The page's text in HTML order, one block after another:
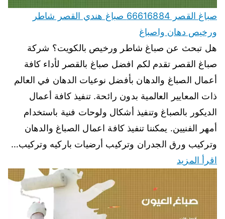
صباغ القصر 66616884 صباغ هندي القصر شاطر
ورخيص دهان واصباغ
هل تبحث عن صباغ شاطر ورخيص بالكويت؟ شركة
صباغ القصر تقدم لكم افضل صباغ بالقصر لأداء كافة
أعمال الصباغ والدهان بأفضل نوعيات الدهان في العالم
ذات المعايير العالمية بدون رائحة. تنفيذ كافة أعمال
الديكور بالصباغ وتنفيذ أشكال ولوحات فنية باستخدام
أمهر الفنيين. يمكننا تنفيذ كافة اعمال الصباغ والدهان
وتركيب ورق الجدران وتركيب أرضيات باركيه وتركيب…
اقرأ المزيد